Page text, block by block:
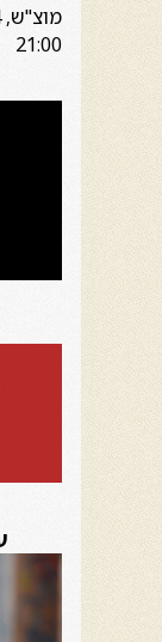
21:00